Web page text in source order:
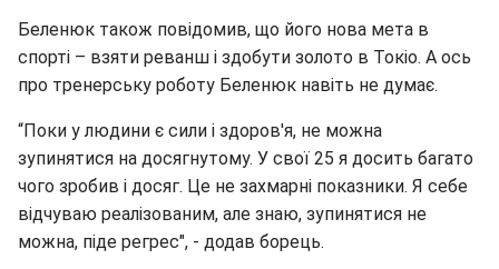
Беленюк також повідомив, що його нова мета в
спорті – взяти реванш і здобути золото в Токіо. А ось
про тренерську роботу Беленюк навіть не думає.
“Поки у людини є сили і здоров'я, не можна
зупинятися на досягнутому. У свої 25 я досить багато
чого зробив і досяг. Це не захмарні показники. Я себе
відчуваю реалізованим, але знаю, зупинятися не
можна, піде регрес", - додав борець.